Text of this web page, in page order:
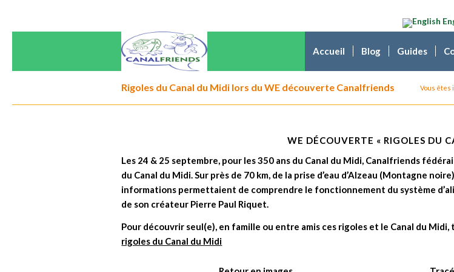
Accueil Blog Guides
Rigoles du Canal du Midi lors du WE découverte Canalfriends Vous êtes
WE DÉCOUVERTE « RIGOLES DU
Les 24 & 25 septembre, pour les 350 ans du Canal du Midi, Canalfriends
du Canal du Midi. Sur près de 70 km, de la prise d’eau d’Alzeau (Montagne
informations permettaient de comprendre le fonctionnement du système
de son créateur Pierre Paul Riquet.
Pour découvrir seul(e), en famille ou entre amis ces rigoles et le Canal du
rigoles du Canal du Midi